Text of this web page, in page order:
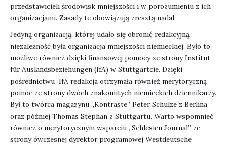
przedstawicieli środowisk mniejszości i w porozumieniu z ich
organizacjami. Zasady te obowiązują zresztą nadal.
Jedyną organizacją, której udało się obronić redakcyjną
niezależność była organizacja mniejszości niemieckiej. Było to
możliwe również dzięki finansowej pomocy ze strony Institut
für Auslandsbeziehungen (IfA) w Stuttgartcie. Dzięki
pośrednictwu IfA redakcja otrzymała również merytoryczną
pomoc ze strony dwóch znakomitych niemieckich dziennikarzy.
Był to twórca magazynu „Kontraste” Peter Schulze z Berlina
oraz później Thomas Stephan z Stuttgartu. Warto wspomnieć
również o merytorycznym wsparciu „Schlesien Journal” ze
strony ówczesnej dyrektor programowej Westdeutsche